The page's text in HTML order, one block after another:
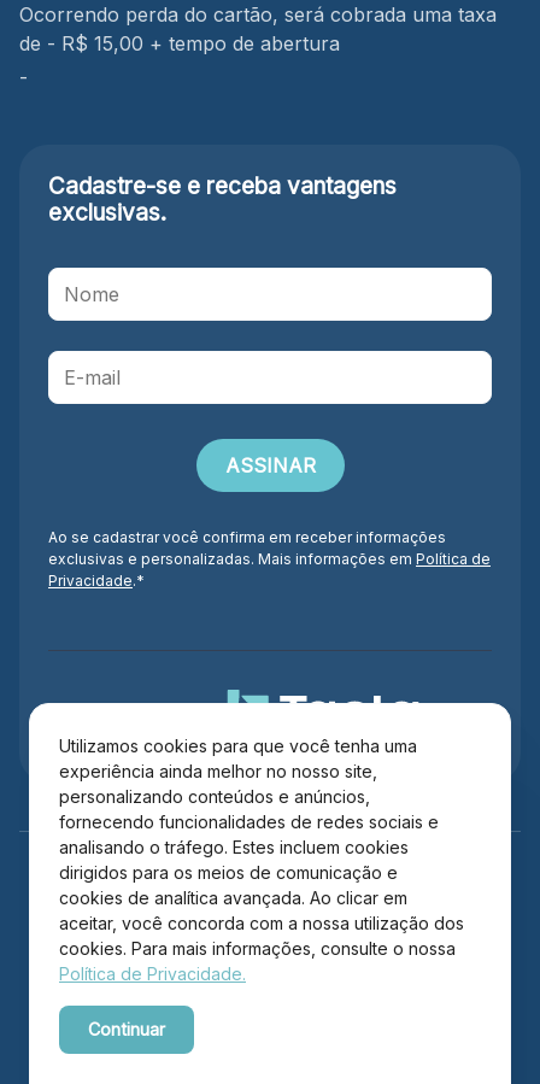
Utilizamos cookies para que você tenha uma
experiência ainda melhor no nosso site,
personalizando conteúdos e anúncios,
fornecendo funcionalidades de redes sociais e
analisando o tráfego. Estes incluem cookies
dirigidos para os meios de comunicação e
cookies de analítica avançada. Ao clicar em
aceitar, você concorda com a nossa utilização dos
cookies. Para mais informações, consulte o nossa
Política de Privacidade.
Continuar
Ocorrendo perda do cartão, será cobrada uma taxa
de - R$ 15,00 + tempo de abertura
-
Cadastre-se e receba vantagens
exclusivas.
Ao se cadastrar você confirma em receber informações
exclusivas e personalizadas. Mais informações em Política de
Privacidade.*
Copyright © 2026 Itajaí Shopping – Todos os direitos